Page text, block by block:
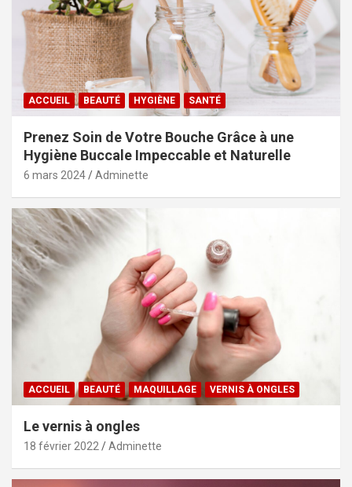
ACCUEIL BEAUTÉ HYGIÈNE SANTÉ
Prenez Soin de Votre Bouche Grâce à une
Hygiène Buccale Impeccable et Naturelle
6 mars 2024 Adminette
ACCUEIL BEAUTÉ MAQUILLAGE VERNIS À ONGLES
Le vernis à ongles
18 février 2022 Adminette